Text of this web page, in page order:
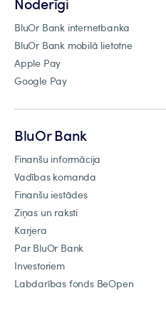
BluOr Bank internetbanka
BluOr Bank mobilā lietotne
Apple Pay
Google Pay
BluOr Bank
Finanšu informācija
Vadības komanda
Finanšu iestādes
Ziņas un raksti
Karjera
Par BluOr Bank
Investoriem
Labdarības fonds BeOpen